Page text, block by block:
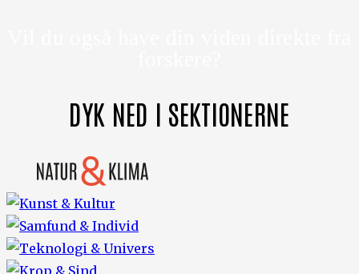
DYK NED I SEKTIONERNE